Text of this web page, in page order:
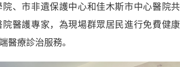
、市非遺保護中心和佳木斯市中心醫院
醫護專家，為現場群眾居民進行免費健
醫療診治服務。